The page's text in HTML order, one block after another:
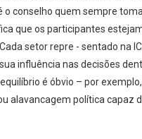
o conselho quem sempre
que os participantes
setor repre - sentado na
influência nas decisões
é óbvio – por
alavancagem política capaz